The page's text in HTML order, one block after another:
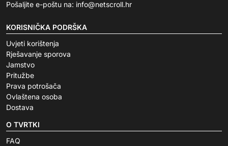
Pošaljite e-poštu na: info@netscroll.hr
KORISNIČKA PODRŠKA
Uvjeti korištenja
Rješavanje sporova
Jamstvo
Pritužbe
Prava potrošača
Ovlaštena osoba
Dostava
O TVRTKI
FAQ